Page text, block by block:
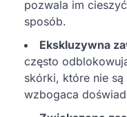
pozwala im
sposób.
Ekskluzywna
często
skórki, które nie
wzbogaca